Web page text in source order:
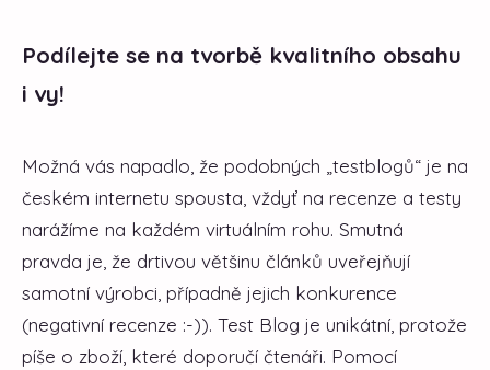
Podílejte se na tvorbě kvalitního obsahu
i vy!
Možná vás napadlo, že podobných „testblogů“ je na
českém internetu spousta, vždyť na recenze a testy
narážíme na každém virtuálním rohu. Smutná
pravda je, že drtivou většinu článků uveřejňují
samotní výrobci, případně jejich konkurence
(negativní recenze :-)). Test Blog je unikátní, protože
píše o zboží, které doporučí čtenáři. Pomocí